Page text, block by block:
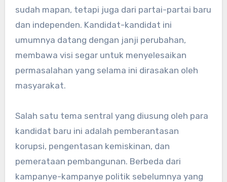
sudah mapan, tetapi juga dari partai-partai baru
dan independen. Kandidat-kandidat ini
umumnya datang dengan janji perubahan,
membawa visi segar untuk menyelesaikan
permasalahan yang selama ini dirasakan oleh
masyarakat.
Salah satu tema sentral yang diusung oleh para
kandidat baru ini adalah pemberantasan
korupsi, pengentasan kemiskinan, dan
pemerataan pembangunan. Berbeda dari
kampanye-kampanye politik sebelumnya yang